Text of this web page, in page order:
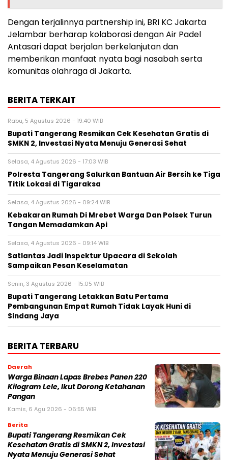
Dengan terjalinnya partnership ini, BRI KC Jakarta
Jelambar berharap kolaborasi dengan Air Padel
Antasari dapat berjalan berkelanjutan dan
memberikan manfaat nyata bagi nasabah serta
komunitas olahraga di Jakarta.
BERITA TERKAIT
Rabu, 5 Agustus 2026 - 19:40 WIB
‎Bupati Tangerang Resmikan Cek Kesehatan Gratis di
SMKN 2, Investasi Nyata Menuju Generasi Sehat
Selasa, 4 Agustus 2026 - 17:03 WIB
Polresta Tangerang Salurkan Bantuan Air Bersih ke Tiga
Titik Lokasi di Tigaraksa
Selasa, 4 Agustus 2026 - 09:24 WIB
Kebakaran Rumah Di Mrebet Warga Dan Polsek Turun
Tangan Memadamkan Api
Selasa, 4 Agustus 2026 - 09:14 WIB
Satlantas Jadi Inspektur Upacara di Sekolah
Sampaikan Pesan Keselamatan
Senin, 3 Agustus 2026 - 15:05 WIB
Bupati Tangerang Letakkan Batu Pertama
Pembangunan Empat Rumah Tidak Layak Huni di
Sindang Jaya
BERITA TERBARU
Daerah
Warga Binaan Lapas Brebes Panen 220
Kilogram Lele, Ikut Dorong Ketahanan
Pangan
Kamis, 6 Agu 2026 - 06:55 WIB
Berita
‎Bupati Tangerang Resmikan Cek
Kesehatan Gratis di SMKN 2, Investasi
Nyata Menuju Generasi Sehat